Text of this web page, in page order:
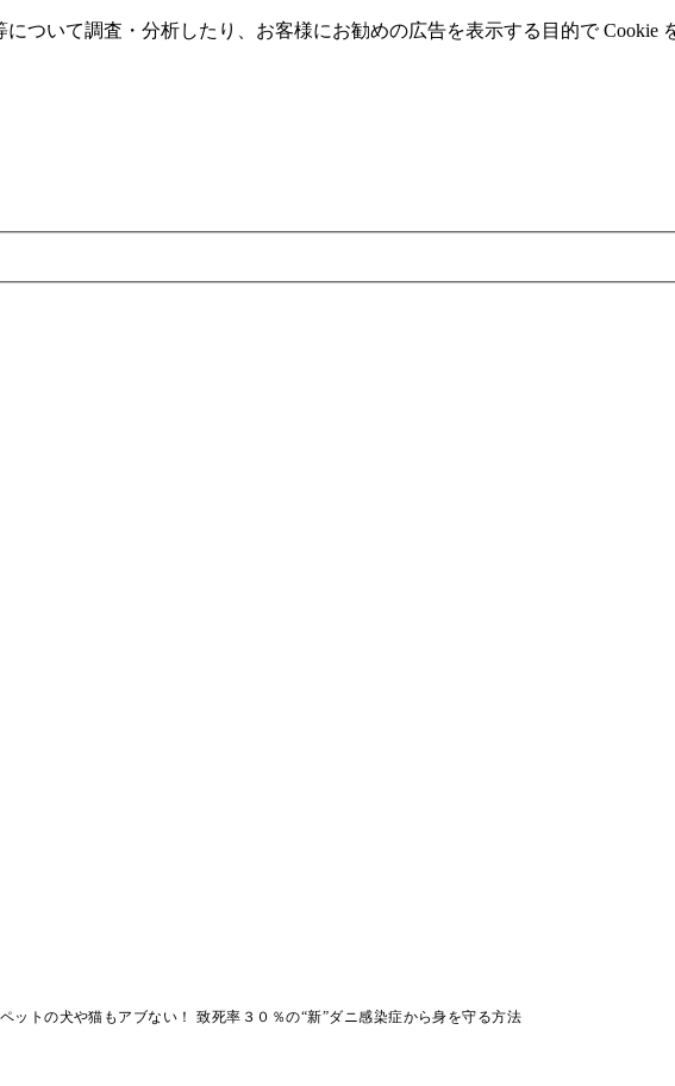
ついて調査・分析したり、お客様にお勧めの広告を表⽰する⽬的で Cookie
ペットの犬や猫もアブない！ 致死率３０％の“新”ダニ感染症から身を守る方法